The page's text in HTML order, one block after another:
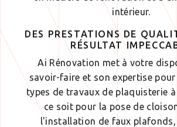
intérieur.
DES PRESTATIONS DE
RÉSULTAT
Ai Rénovation met à votre
savoir-faire et son expertise
types de travaux de plaquisterie
ce soit pour la pose de
l'installation de faux plafonds,